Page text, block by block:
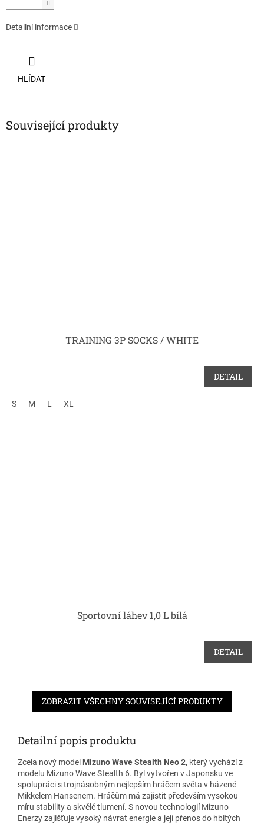
Detailní informace
HLÍDAT
Související produkty
TRAINING 3P SOCKS / WHITE
DETAIL
S M L XL
Sportovní láhev 1,0 L bílá
DETAIL
ZOBRAZIT VŠECHNY SOUVISEJÍCÍ PRODUKTY
Detailní popis produktu
Zcela nový model Mizuno Wave Stealth Neo 2, který vychází z
modelu Mizuno Wave Stealth 6. Byl vytvořen v Japonsku ve
spolupráci s trojnásobným nejlepším hráčem světa v házené
Mikkelem Hansenem. Hráčům má zajistit především vysokou
míru stability a skvělé tlumení. S novou technologií Mizuno
Enerzy zajišťuje vysoký návrat energie a její přenos do hbitých